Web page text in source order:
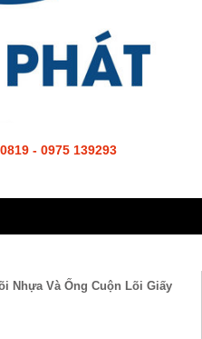
- 0975 139293
Nhựa Và Ống Cuộn Lõi Giấy